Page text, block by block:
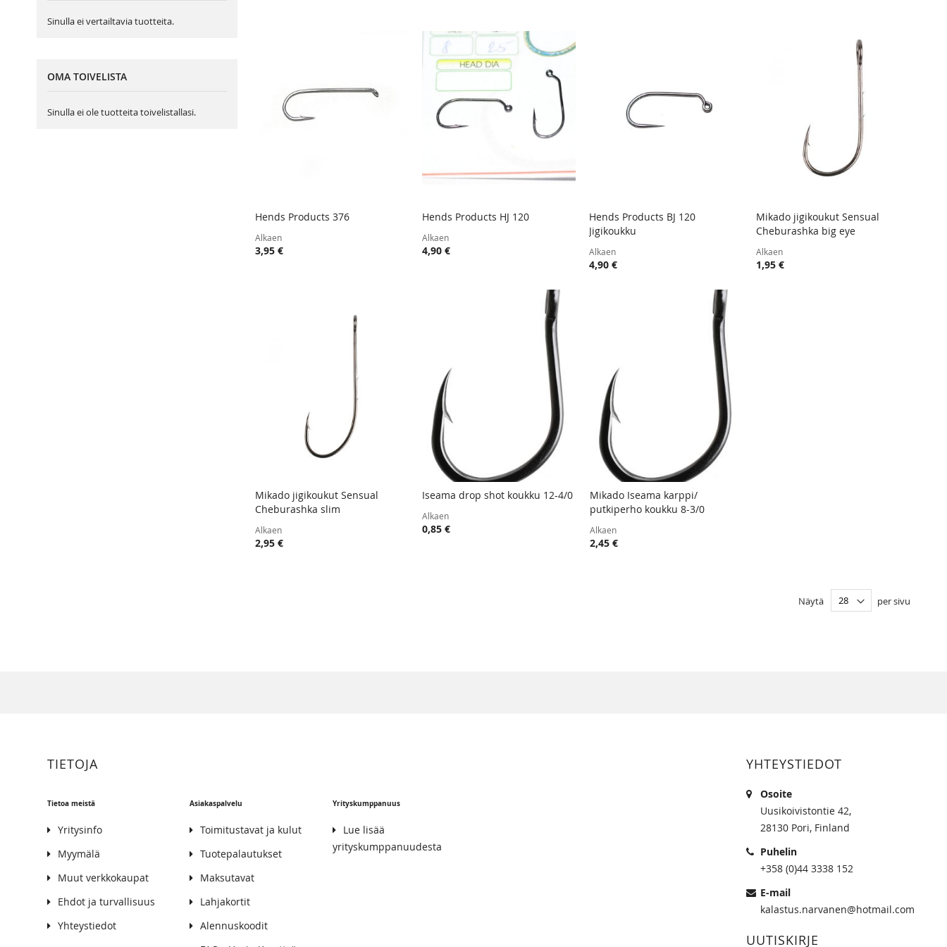
VERTAILUUN
Hends Products 376
Alkaen
3,95 €
TOIVELISTA
LISÄÄ
Hends Products HJ 120
Alkaen
4,90 €
Lisää ostoskoriin TOIVELISTA
LISÄÄ
Hends Products BJ 120
Jigikoukku
Alkaen
4,90 €
Lisää ostoskoriin
Mikado jigikoukut Sensual
Cheburashka big eye
Alkaen
1,95 €
Lisää ostoskoriin
VERTAILUUN
Mikado jigikoukut Sensual
Cheburashka slim
Alkaen
2,95 €
TOIVELISTA
LISÄÄ
Iseama drop shot koukku 12-4/0
Alkaen
0,85 €
Lisää ostoskoriin
Mikado Iseama karppi/
putkiperho koukku 8-3/0
Alkaen
2,45 €
Näytä per sivu
Sinulla ei vertailtavia tuotteita.
OMA TOIVELISTA
Sinulla ei ole tuotteita toivelistallasi.
TIETOJA
Tietoa meistä
Yritysinfo
Myymälä
Muut verkkokaupat
Ehdot ja turvallisuus
Yhteystiedot
Asiakaspalvelu
Toimitustavat ja kulut
Tuotepalautukset
Maksutavat
Lahjakortit
Alennuskoodit
Yrityskumppanuus
Lue lisää
yrityskumppanuudesta
YHTEYSTIEDOT
Osoite
Uusikoivistontie 42,
28130 Pori, Finland
Puhelin
+358 (0)44 3338 152
E-mail
kalastus.narvanen@hotmail.com
UUTISKIRJE